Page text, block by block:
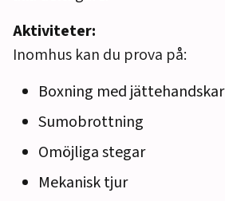
Aktiviteter:
Inomhus kan du prova på:
Boxning med jättehandskar
Sumobrottning
Omöjliga stegar
Mekanisk tjur